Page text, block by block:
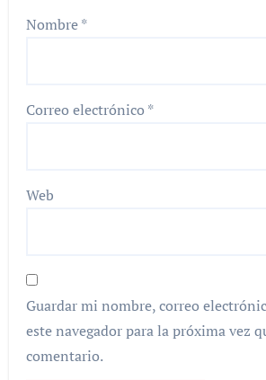
Nombre*
Correo electrónico *
Web
Guardar mi nombre, correo
este navegador para la próxima vez
comentario.